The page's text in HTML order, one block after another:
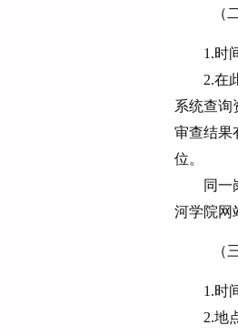
（
1.时
2.在
系统查询
审查结果
位。
同一
河学院网
（
1.时
2.地